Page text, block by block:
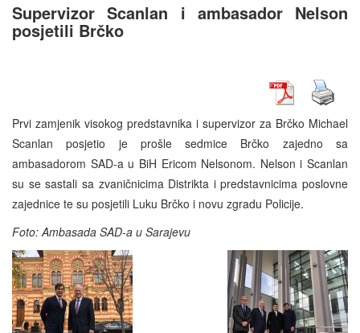
Supervizor Scanlan i ambasador Nelson
posjetili Brčko
Prvi zamjenik visokog predstavnika i supervizor za Brčko Michael
Scanlan posjetio je prošle sedmice Brčko zajedno sa
ambasadorom SAD-a u BiH Ericom Nelsonom. Nelson i Scanlan
su se sastali sa zvaničnicima Distrikta i predstavnicima poslovne
zajednice te su posjetili Luku Brčko i novu zgradu Policije.
Foto: Ambasada SAD-a u Sarajevu